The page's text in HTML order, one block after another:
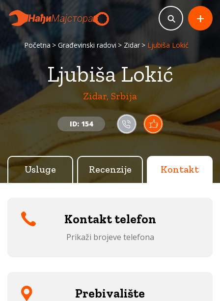
Početna Građevinski radovi Zidar Ljubiša Lokić
Ljubiša Lokić
Zidar, Srbija
ID: 154
+
Usluge Recenzije Kontakt
Kontakt telefon
Prikaži brojeve telefona
Prebivalište